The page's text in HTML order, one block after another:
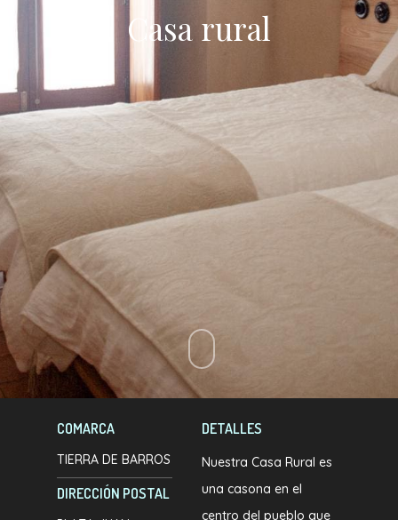
Casa rural
COMARCA
TIERRA DE BARROS
DIRECCIÓN POSTAL
DETALLES
Nuestra Casa Rural es
una casona en el
centro del pueblo que